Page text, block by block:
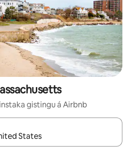
gistingu á Airbnb
fyrir skaltu nota upp og niður